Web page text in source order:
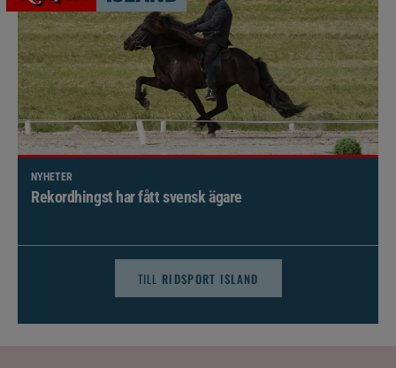
NYHETER
Brett politiskt stöd för förändringar i djursjukvården –
TILL RIDSPORT ISLAND